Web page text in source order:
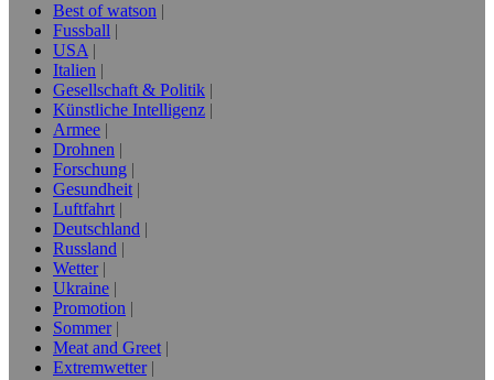
Best of watson
Fussball
USA
Italien
Gesellschaft & Politik
Künstliche Intelligenz
Armee
Drohnen
Forschung
Gesundheit
Luftfahrt
Deutschland
Russland
Wetter
Ukraine
Promotion
Sommer
Meat and Greet
Extremwetter